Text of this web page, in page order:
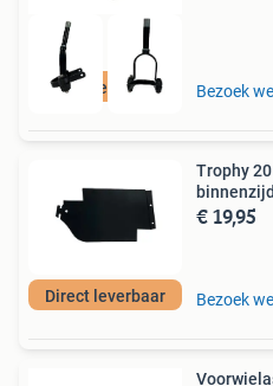
Direct leverbaar Bezoek
Direct leverbaar
Trophy
€ 19,95
Bezoek